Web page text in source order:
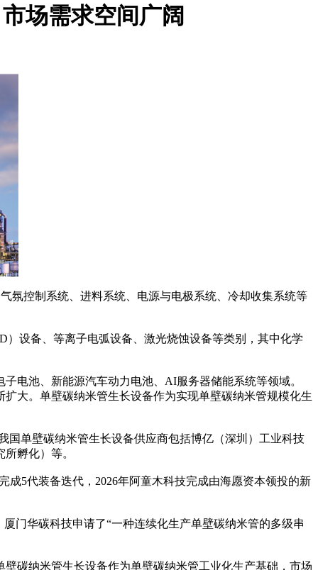
场需求空间广阔
控制系统、进料系统、电源与电极系统、冷却收集系统等
设备、等离子电弧设备、激光烧蚀设备等类别，其中化学
池、新能源汽车动力电池、AI服务器储能系统等领域。
大。单壁碳纳米管生长设备作为实现单壁碳纳米管规模化生
国单壁碳纳米管生长设备供应商包括博亿（深圳）工业科技
孵化）等。
5代装备迭代，2026年阿童木科技完成由海愿资本领投的新
华碳科技申请了“一种连续化生产单壁碳纳米管的多级串
碳纳米管生长设备作为单壁碳纳米管工业化生产基础，市场